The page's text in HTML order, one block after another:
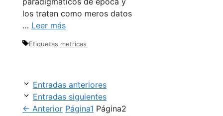
los tratan como meros datos
… Leer más
Etiquetas metricas
Entradas anteriores
Entradas siguientes
← Anterior Página1 Página2